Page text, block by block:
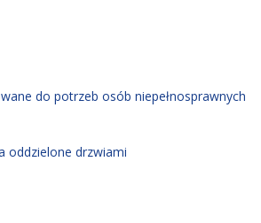
do potrzeb osób niepełnosprawnych
oddzielone drzwiami